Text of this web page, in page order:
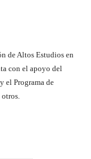
de Altos Estudios en
con el apoyo del
el Programa de
otros.